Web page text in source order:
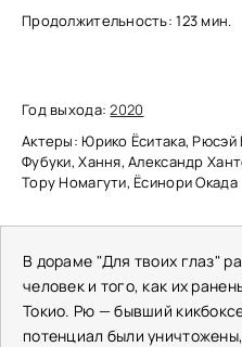
Продолжительность: 123 мин.
Год выхода:2020
Актеры: Юрико Ёситака,
Фубуки, Хання, Александр
Тору Номагути, Ёсинори Окада
В дораме "Для твоих глаз"
человек и того, как их
Токио. Рю — бывший
потенциал были